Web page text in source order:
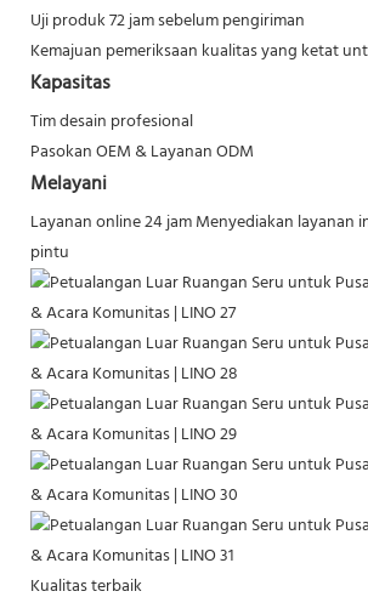
Uji produk 72 jam sebelum pengiriman
Kemajuan pemeriksaan kualitas yang ketat
Kapasitas
Tim desain profesional
Pasokan OEM & Layanan ODM
Melayani
Layanan online 24 jamMenyediakan layanan
pintu
Kualitas terbaik